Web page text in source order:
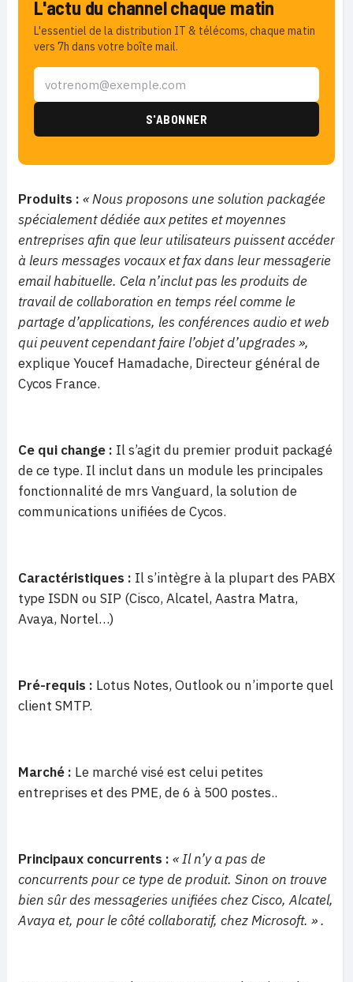
L'actu du channel chaque matin
L'essentiel de la distribution IT & télécoms, chaque matin
vers 7h dans votre boîte mail.
Produits : « Nous proposons une solution packagée
spécialement dédiée aux petites et moyennes
entreprises afin que leur utilisateurs puissent accéder
à leurs messages vocaux et fax dans leur messagerie
email habituelle. Cela n’inclut pas les produits de
travail de collaboration en temps réel comme le
partage d’applications, les conférences audio et web
qui peuvent cependant faire l’objet d’upgrades »,
explique Youcef Hamadache, Directeur général de
Cycos France.
Ce qui change : Il s’agit du premier produit packagé
de ce type. Il inclut dans un module les principales
fonctionnalité de mrs Vanguard, la solution de
communications unifiées de Cycos.
Caractéristiques : Il s’intègre à la plupart des PABX
type ISDN ou SIP (Cisco, Alcatel, Aastra Matra,
Avaya, Nortel…)
Pré-requis : Lotus Notes, Outlook ou n’importe quel
client SMTP.
Marché : Le marché visé est celui petites
entreprises et des PME, de 6 à 500 postes..
Principaux concurrents : « Il n’y a pas de
concurrents pour ce type de produit. Sinon on trouve
bien sûr des messageries unifiées chez Cisco, Alcatel,
Avaya et, pour le côté collaboratif, chez Microsoft. » .